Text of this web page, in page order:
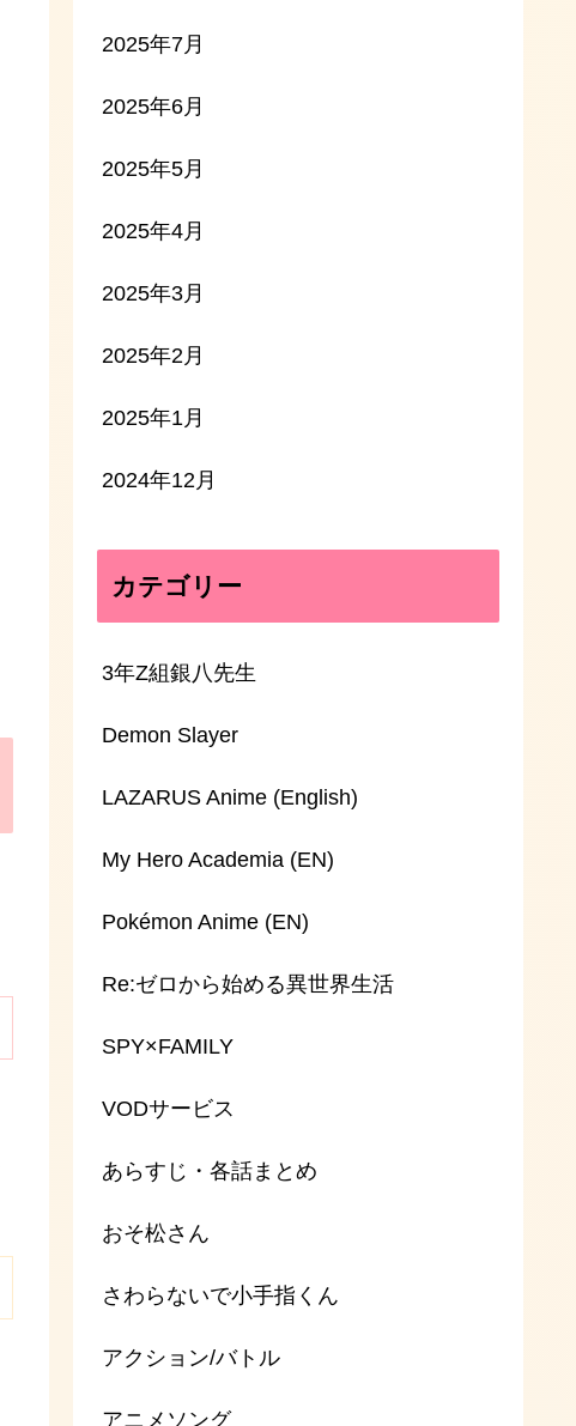
2025年7月
2025年6月
2025年5月
2025年4月
2025年3月
2025年2月
2025年1月
2024年12月
カテゴリー
3年Z組銀八先生
Demon Slayer
LAZARUS Anime (English)
My Hero Academia (EN)
Pokémon Anime (EN)
Re:ゼロから始める異世界生活
SPY×FAMILY
VODサービス
あらすじ・各話まとめ
おそ松さん
さわらないで小手指くん
アクション/バトル
アニメソング